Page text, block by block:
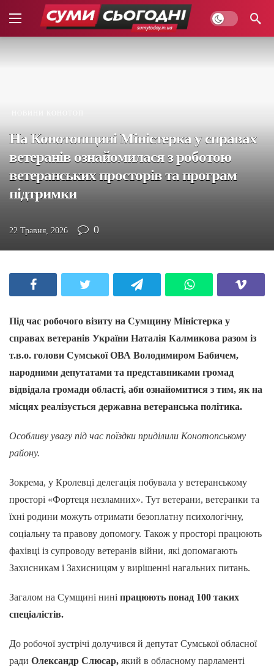
На Конотопщині Міністерка у справах
ветеранів ознайомилася з роботою
ветеранських просторів та програм
підтримки
22 Травня, 2026 0
Під час робочого візиту на Сумщину Міністерка у
справах ветеранів України Наталія Калмикова разом із
т.в.о. голови Сумської ОВА Володимиром Бабичем,
народними депутатами та представниками громад
відвідала громади області, аби ознайомитися з тим, як на
місцях реалізується державна ветеранська політика.
Особливу увагу під час поїздки приділили Конотопському
району.
Зокрема, у Кролевці делегація побувала у ветеранському
просторі «Фортеця незламних». Тут ветерани, ветеранки та
їхні родини можуть отримати безоплатну психологічну,
соціальну та правову допомогу. Також у просторі працюють
фахівці із супроводу ветеранів війни, які допомагають
Захисникам і Захисницям у вирішенні нагальних питань.
Загалом на Сумщині нині працюють понад 100 таких
спеціалістів.
До робочої зустрічі долучився й депутат Сумської обласної
ради Олександр Слюсар, який в обласному парламенті